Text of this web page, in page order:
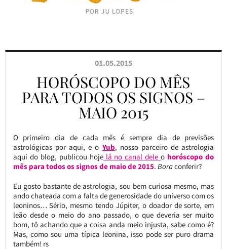
01.05.2015
HORÓSCOPO DO MÊS
PARA TODOS OS SIGNOS –
MAIO 2015
O primeiro dia de cada mês é sempre dia de previsões
astrológicas por aqui, e o Yub, nosso parceiro de astrologia
aqui do blog, publicou hojelá no canal deleo horóscopo do
mês para todos os signos de maio de 2015. Boraconferir?
Eu gosto bastante de astrologia, sou bem curiosa mesmo, mas
ando chateada com a falta de generosidade do universo com os
leoninos… Sério, mesmo tendo Júpiter, o doador de sorte, em
leão desde o meio do ano passado, o que deveria ser muito
bom, tô achando que a coisa anda meio injusta, sabe como é?
Mas, como sou uma típica leonina, isso pode ser puro drama
também! rs